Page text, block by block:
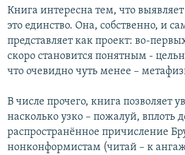
Книга интересна тем, что
это единство. Она, собственно, и
представляет как проект: во-
скоро становится понятным -
что очевидно чуть менее –
В числе прочего, книга позволяет
насколько узко – пожалуй, вплоть
распространённое причисление
нонконформистам (читай – к